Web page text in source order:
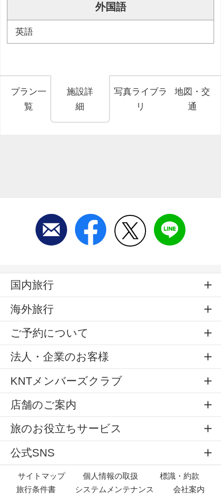
外国語
英語
プラン一
覧
施設詳
細
写真ライブラ
リ
地図・交
通
国内旅行
海外旅行
ご予約について
法人・企業のお客様
KNTメンバーズクラブ
店舗のご案内
旅のお役立ちサービス
公式SNS
サイトマップ 個人情報の取扱
標識・約款
旅行条件書
システムメンテナンス 会社案内